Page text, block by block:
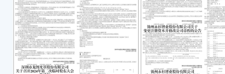
一、
自《
日）
二
公司